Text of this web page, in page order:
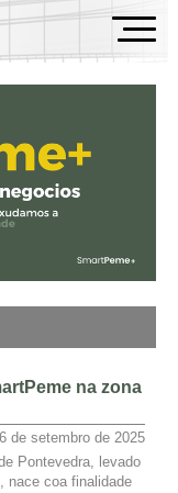
na zona
de setembro de 2025
Pontevedra, levado
nace coa finalidade